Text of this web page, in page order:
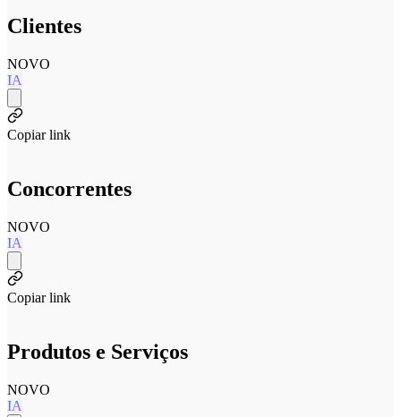
Clientes
NOVO
IA
Copiar link
Concorrentes
NOVO
IA
Copiar link
Produtos e Serviços
NOVO
IA